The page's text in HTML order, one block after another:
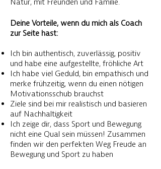
Natur, mit Freunden und Familie.
Deine Vorteile, wenn du mich als Coach
zur Seite hast:
Ich bin authentisch, zuverlässig, positiv
und habe eine aufgestellte, fröhliche Art
Ich habe viel Geduld, bin empathisch und
merke frühzeitig, wenn du einen nötigen
Motivationsschub brauchst
Ziele sind bei mir realistisch und basieren
auf Nachhaltigkeit
Ich zeige dir, dass Sport und Bewegung
nicht eine Qual sein müssen! Zusammen
finden wir den perfekten Weg Freude an
Bewegung und Sport zu haben